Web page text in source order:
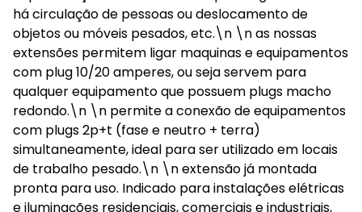
há circulação de pessoas ou deslocamento de
objetos ou móveis pesados, etc.\n \n as nossas
extensões permitem ligar maquinas e equipamentos
com plug 10/20 amperes, ou seja servem para
qualquer equipamento que possuem plugs macho
redondo.\n \n permite a conexão de equipamentos
com plugs 2p+t (fase e neutro + terra)
simultaneamente, ideal para ser utilizado em locais
de trabalho pesado.\n \n extensão já montada
pronta para uso. Indicado para instalações elétricas
e iluminações residenciais, comerciais e industriais,